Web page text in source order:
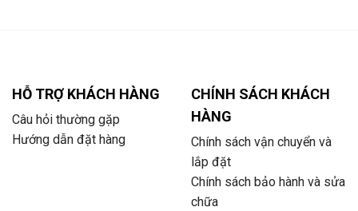
HỖ TRỢ KHÁCH HÀNG
Câu hỏi thường gặp
Hướng dẫn đặt hàng
CHÍNH SÁCH KHÁCH
HÀNG
Chính sách vận chuyển và
lắp đặt
Chính sách bảo hành và sửa
chữa